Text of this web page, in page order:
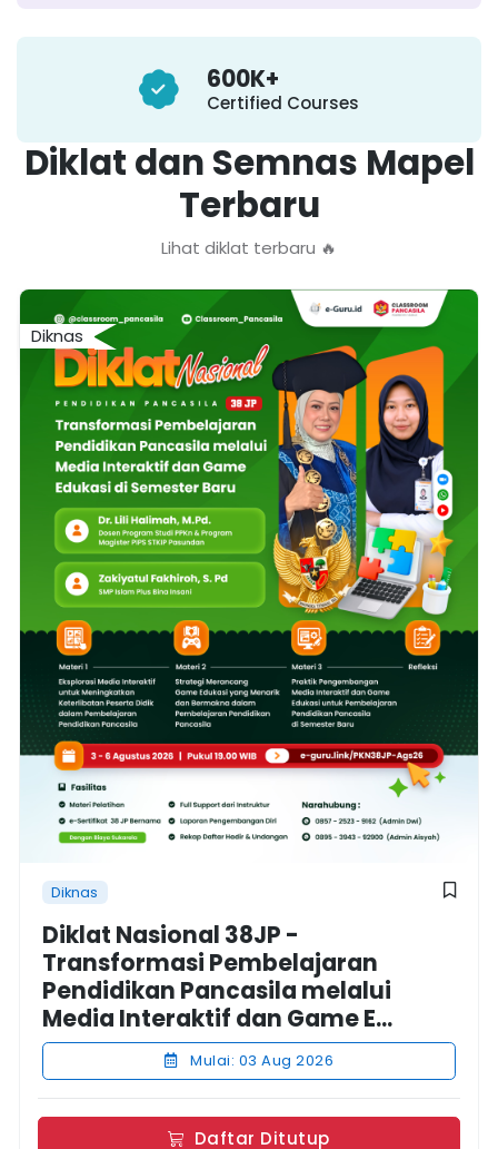
600K+
Certified Courses
Diklat dan Semnas Mapel
Terbaru
Lihat diklat terbaru 🔥
Diknas
Diknas
Diklat Nasional 38JP -
Transformasi Pembelajaran
Pendidikan Pancasila melalui
Media Interaktif dan Game E...
Mulai: 03 Aug 2026
Daftar Ditutup